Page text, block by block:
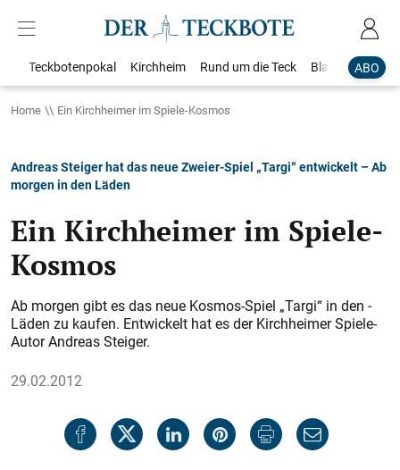
ABO
Teckbotenpokal Kirchheim Rund um die Teck Blaulicht
Home Ein Kirchheimer im Spiele-Kosmos
Andreas Steiger hat das neue Zweier-Spiel „Targi“ entwickelt – Ab
morgen in den Läden
Ein Kirchheimer im Spiele-
Kosmos
Ab morgen gibt es das neue Kosmos-Spiel „Targi“ in den ­
Läden zu kaufen. Entwickelt hat es der Kirchheimer Spiele-
Autor Andreas Steiger.
29.02.2012